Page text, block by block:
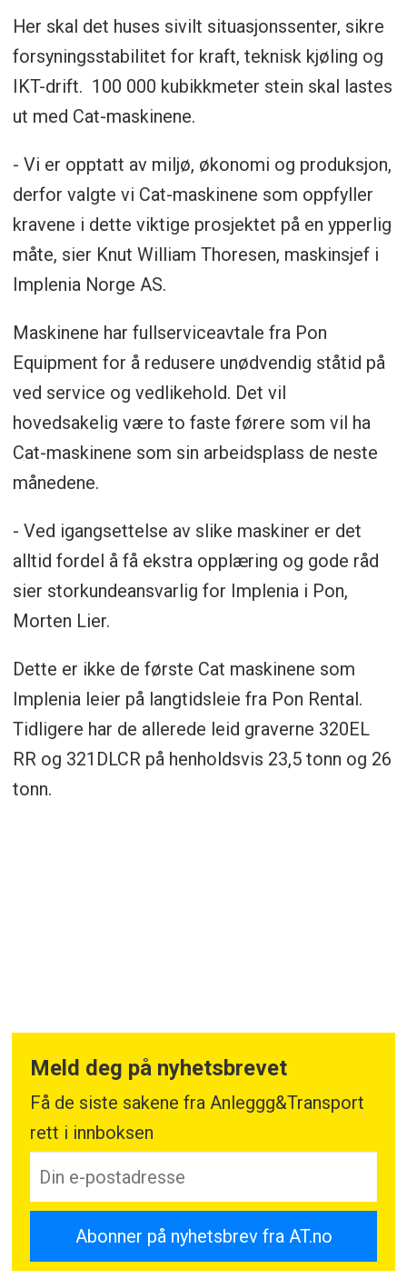
Her skal det huses sivilt situasjonssenter, sikre
forsyningsstabilitet for kraft, teknisk kjøling og
IKT-drift. 100 000 kubikkmeter stein skal lastes
ut med Cat-maskinene.
- Vi er opptatt av miljø, økonomi og produksjon,
derfor valgte vi Cat-maskinene som oppfyller
kravene i dette viktige prosjektet på en ypperlig
måte, sier Knut William Thoresen, maskinsjef i
Implenia Norge AS.
Maskinene har fullserviceavtale fra Pon
Equipment for å redusere unødvendig ståtid på
ved service og vedlikehold. Det vil
hovedsakelig være to faste førere som vil ha
Cat-maskinene som sin arbeidsplass de neste
månedene.
- Ved igangsettelse av slike maskiner er det
alltid fordel å få ekstra opplæring og gode råd
sier storkundeansvarlig for Implenia i Pon,
Morten Lier.
Dette er ikke de første Cat maskinene som
Implenia leier på langtidsleie fra Pon Rental.
Tidligere har de allerede leid graverne 320EL
RR og 321DLCR på henholdsvis 23,5 tonn og 26
tonn.
Meld deg på nyhetsbrevet
Få de siste sakene fra Anleggg&Transport
rett i innboksen